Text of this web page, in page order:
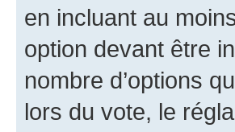
en incluant au
option devant être
nombre d’options
lors du vote, le